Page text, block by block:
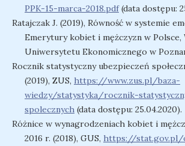
PPK-15-marca-2018.pdf(data dostępu:
Ratajczak J. (2019), Równość w systemie
Emerytury kobiet i mężczyzn w Polsce,
Uniwersytetu Ekonomicznego w
Rocznik statystyczny ubezpieczeń
(2019), ZUS, https://www.zus.pl/baza-
wiedzy/statystyka/rocznik-
spolecznych(data dostępu: 25.04.2020).
Różnice w wynagrodzeniach kobiet i
2016 r. (2018), GUS, https://stat.gov.pl/